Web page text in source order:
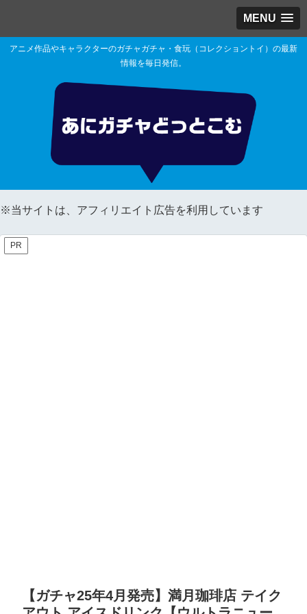
MENU
アニメ作品やキャラクターのガチャガチャ・食玩（コレクショントイ）の最新
情報を毎日発信。
※当サイトは、アフィリエイト広告を利用しています
PR
【ガチャ25年4月発売】満月珈琲店 テイク